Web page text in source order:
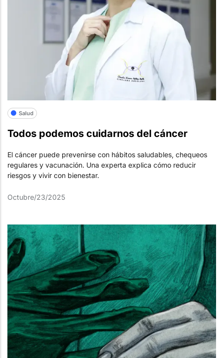
Salud
Todos podemos cuidarnos del cáncer
El cáncer puede prevenirse con hábitos saludables, chequeos
regulares y vacunación. Una experta explica cómo reducir
riesgos y vivir con bienestar.
Octubre/23/2025